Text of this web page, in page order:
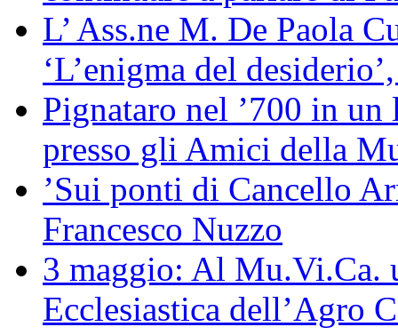
L’ Ass.ne M. De Paola
‘L’enigma del
Pignataro nel ’700 in
presso gli Amici della
’Sui ponti di Cancello
Francesco Nuzzo
3 maggio: Al Mu.Vi.Ca.
Ecclesiastica dell’Agro